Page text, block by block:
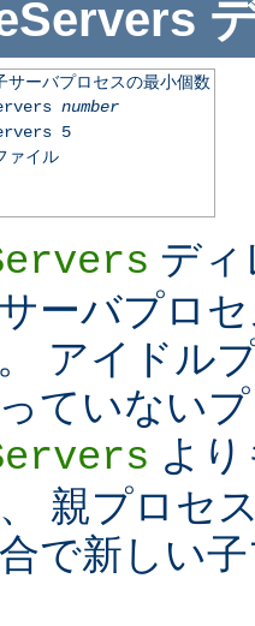
サーバプロセスの最小個数
number
5
ァイル
デ
ーバプロ
アイドル
ていない
よ
親プロセ
で新しい